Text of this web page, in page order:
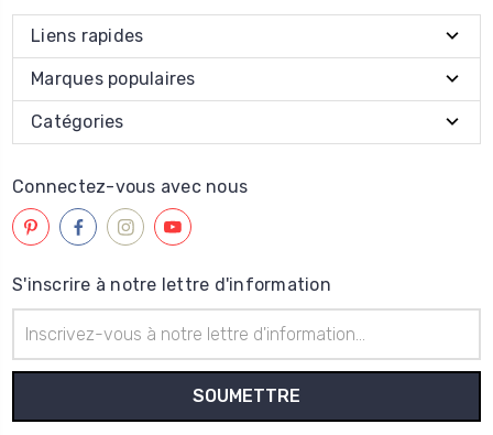
Liens rapides
Marques populaires
Catégories
Connectez-vous avec nous
S'inscrire à notre lettre d'information
électronique